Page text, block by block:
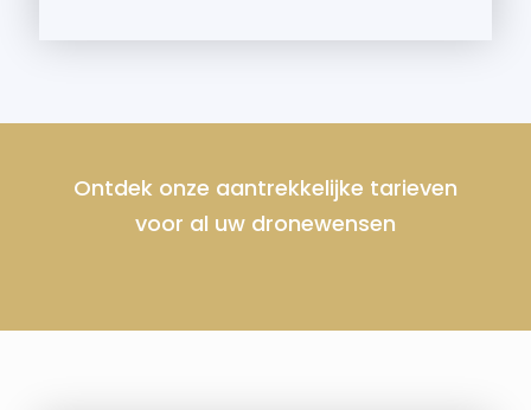
Ontdek onze aantrekkelijke tarieven
voor al uw dronewensen